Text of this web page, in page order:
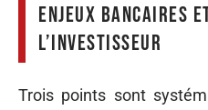
Enjeux bancaires
l’investisseur
Trois points sont